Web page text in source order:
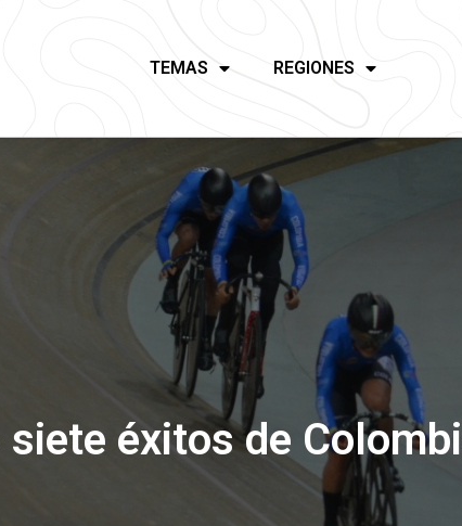
TEMAS REGIONES
éxitos de